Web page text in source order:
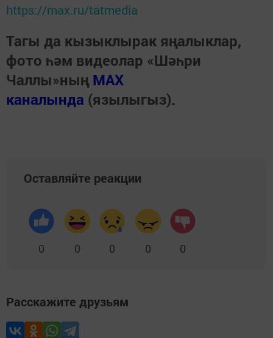
https://max.ru/tatmedia
Тагы да кызыклырак яңалыклар,
фото һәм видеолар «Шәһри
Чаллы»ның MAX
каналында (язылыгыз).
Оставляйте реакции
0 0 0 0 0
Расскажите друзьям